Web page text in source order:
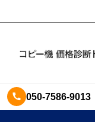
050-7586-9013